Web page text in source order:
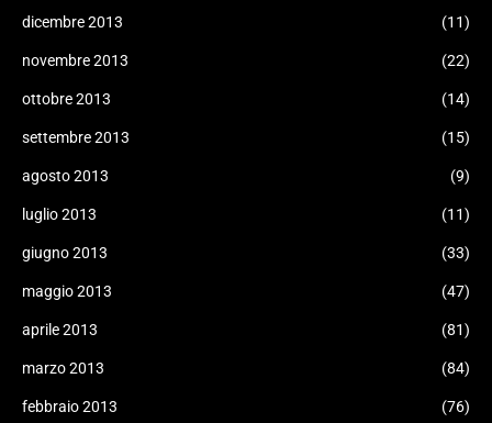
dicembre 2013 (11)
novembre 2013 (22)
ottobre 2013 (14)
settembre 2013 (15)
agosto 2013 (9)
luglio 2013 (11)
giugno 2013 (33)
maggio 2013 (47)
aprile 2013 (81)
marzo 2013 (84)
febbraio 2013 (76)